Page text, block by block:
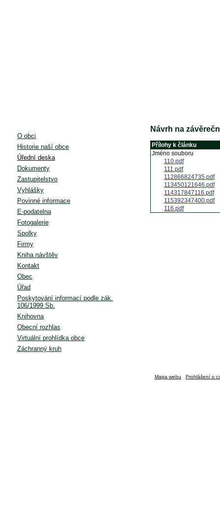
O obci
Historie naší obce
Úřední deska
Dokumenty
Zastupitelstvo
Vyhlášky
Povinné informace
E-podatelna
Fotogalerie
Spolky
Firmy
Kniha návštěv
Kontakt
Obec
Úřad
Poskytování informací podle zák.
106/1999 Sb.
Knihovna
Obecní rozhlas
Virtuální prohlídka obce
Záchranný kruh
Návrh na
Přílohy k článku
Jméno souboru
110.pdf
111.pdf
112866824735.pdf
113450121646.pdf
114317847116.pdf
115392347400.pdf
116.pdf
Mapa webu Prohlášení o